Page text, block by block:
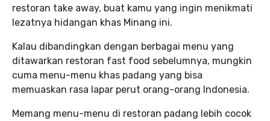
restoran take away, buat kamu yang ingin menikmati
lezatnya hidangan khas Minang ini.
Kalau dibandingkan dengan berbagai menu yang
ditawarkan restoran fast food sebelumnya, mungkin
cuma menu-menu khas padang yang bisa
memuaskan rasa lapar perut orang-orang Indonesia.
Memang menu-menu di restoran padang lebih cocok